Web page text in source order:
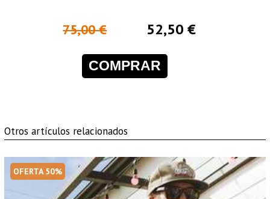
75,00 € 52,50 €
COMPRAR
Otros artículos relacionados
OFERTA 50%